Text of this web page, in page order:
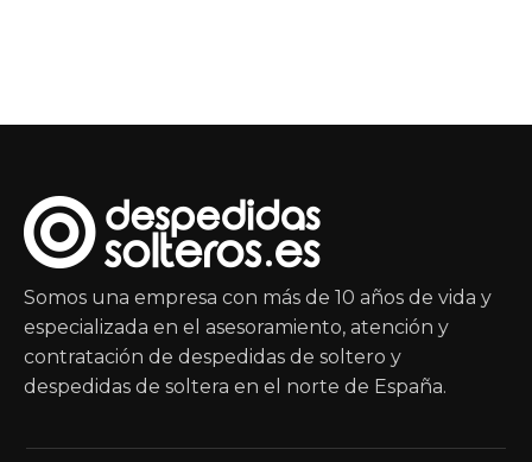
Somos una empresa con más de 10 años de vida y
especializada en el asesoramiento, atención y
contratación de despedidas de soltero y
despedidas de soltera en el norte de España.